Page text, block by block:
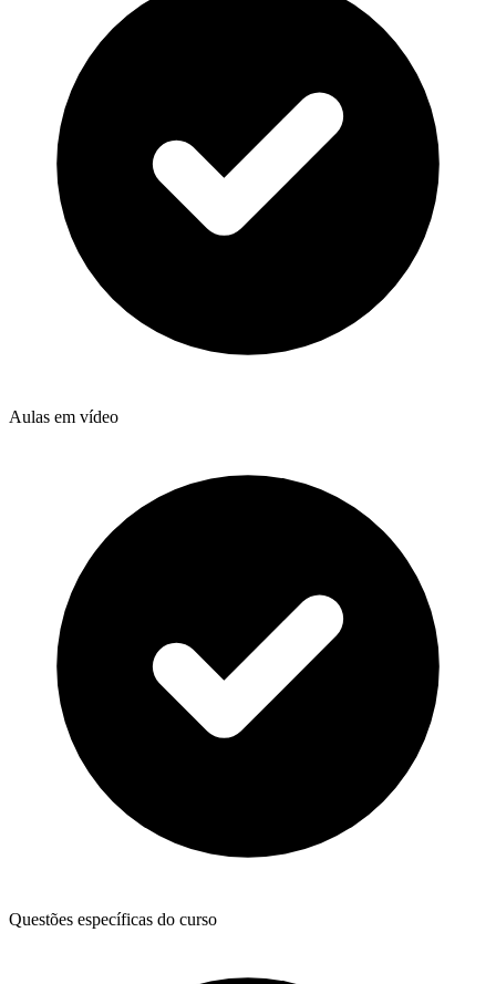
Aulas em vídeo
Questões específicas do curso